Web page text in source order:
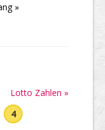
»
Lotto Zahlen »
4